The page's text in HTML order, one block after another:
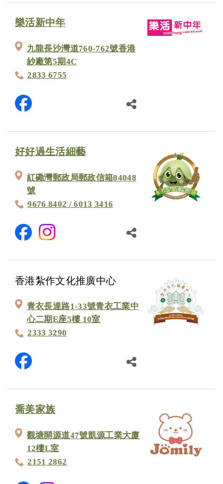
樂活新中年
九龍長沙灣道760-762號香港
紗廠第5期4C
2833 6755
好好過生活細藝
紅磡灣郵政局郵政信箱84048
號
9676 8402 / 6013 3416
香港紮作文化推廣中心
青衣長達路1-33號青衣工業中
心二期E座5樓 10室
2333 3290
喬美家族
觀塘開源道47號凱源工業大廈
12樓L室
2151 2862